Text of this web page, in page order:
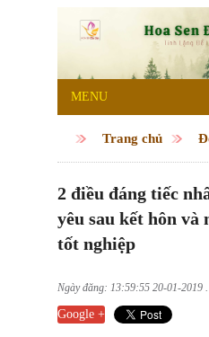
MENU
Trang chủ
2 điều đáng tiếc
yêu sau kết hôn và
tốt nghiệp
Ngày đăng: 13:59:55 20-01-2019
Google +